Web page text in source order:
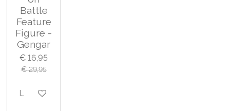
Battle
Feature
Figure -
Gengar
€ 16,95
€ 29,95
In winkelwagen